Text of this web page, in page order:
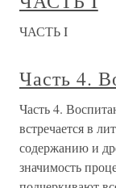
ЧАСТЬ I
Часть 4.
Часть 4.
встречается в
содержанию и
значимость